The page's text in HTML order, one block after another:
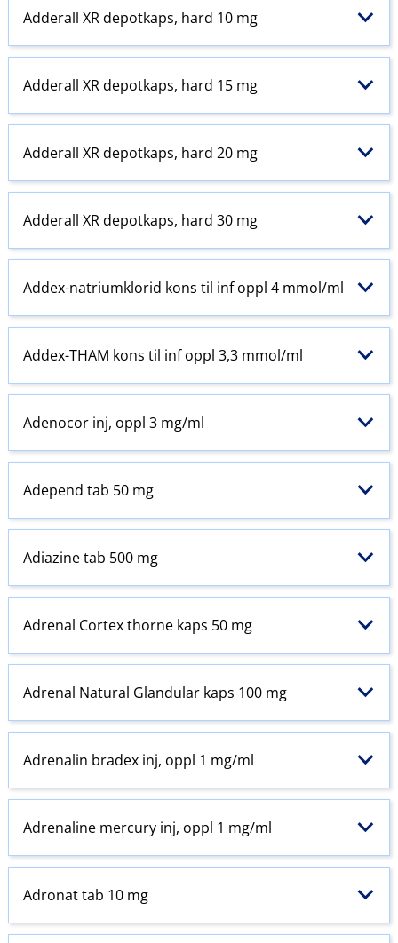
Adderall XR depotkaps, hard 10 mg
Adderall XR depotkaps, hard 15 mg
Adderall XR depotkaps, hard 20 mg
Adderall XR depotkaps, hard 30 mg
Addex-natriumklorid kons til inf oppl 4 mmol/ml
Addex-THAM kons til inf oppl 3,3 mmol/ml
Adenocor inj, oppl 3 mg/ml
Adepend tab 50 mg
Adiazine tab 500 mg
Adrenal Cortex thorne kaps 50 mg
Adrenal Natural Glandular kaps 100 mg
Adrenalin bradex inj, oppl 1 mg/ml
Adrenaline mercury inj, oppl 1 mg/ml
Adronat tab 10 mg